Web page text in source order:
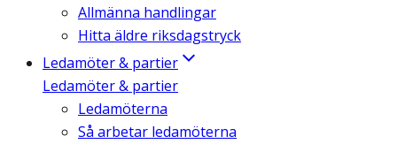
Allmänna handlingar
Hitta äldre riksdagstryck
Ledamöter & partier
Ledamöter & partier
Ledamöterna
Så arbetar ledamöterna